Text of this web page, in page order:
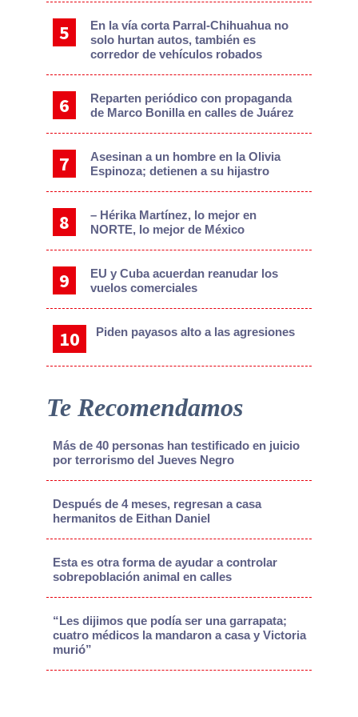
En la vía corta Parral-Chihuahua no
solo hurtan autos, también es
corredor de vehículos robados
Reparten periódico con propaganda
de Marco Bonilla en calles de Juárez
Asesinan a un hombre en la Olivia
Espinoza; detienen a su hijastro
– Hérika Martínez, lo mejor en
NORTE, lo mejor de México
EU y Cuba acuerdan reanudar los
vuelos comerciales
Piden payasos alto a las agresiones
Te Recomendamos
Más de 40 personas han testificado en juicio
por terrorismo del Jueves Negro
Después de 4 meses, regresan a casa
hermanitos de Eithan Daniel
Esta es otra forma de ayudar a controlar
sobrepoblación animal en calles
“Les dijimos que podía ser una garrapata;
cuatro médicos la mandaron a casa y Victoria
murió”